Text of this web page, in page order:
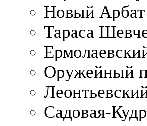
Новый Арбат
Тараса
Оружейный
Садовая-